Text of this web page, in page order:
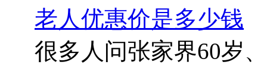
老人优惠价是多少钱
很多人问张家界60岁